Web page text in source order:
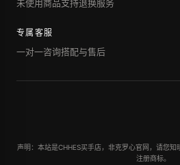
未使用商品支持退换服务
专属客服
一对一咨询搭配与售后
声明：本站是CHHES买手店，非克罗心官网，请您知
注册商标。